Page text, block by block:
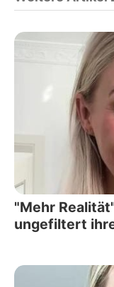
"Mehr
ungefiltert